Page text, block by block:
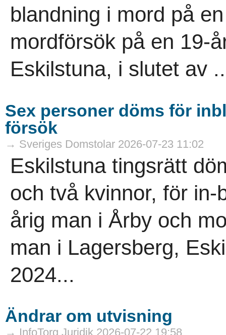
blandning i mord på
mordförsök på en 19-
Eskilstuna, i slutet av ..
Sex personer döms för
försök
→ Sveriges Domstolar 2026-07-23 11:02
Eskilstuna tingsrätt
och två kvinnor, för
årig man i Årby och
man i Lagersberg,
2024...
Ändrar om utvisning
→ InfoTorg Juridik 2026-07-22 19:58